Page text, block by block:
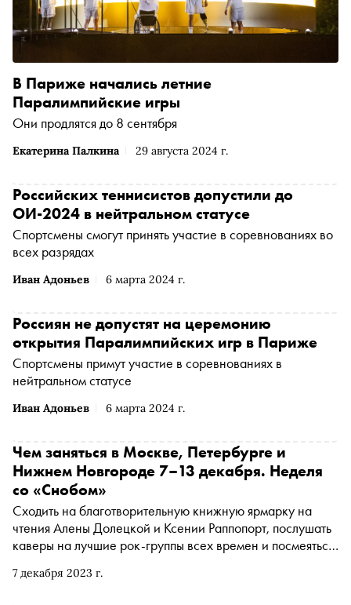
Екатерина Палкина 29 августа 2024 г.
В Париже начались летние
Паралимпийские игры
Они продлятся до 8 сентября
Иван Адоньев 6 марта 2024 г.
Российских теннисистов допустили до
ОИ-2024 в нейтральном статусе
Спортсмены смогут принять участие в соревнованиях во
всех разрядах
Иван Адоньев 6 марта 2024 г.
Россиян не допустят на церемонию
открытия Паралимпийских игр в Париже
Спортсмены примут участие в соревнованиях в
нейтральном статусе
7 декабря 2023 г.
Чем заняться в Москве, Петербурге и
Нижнем Новгороде 7–13 декабря. Неделя
со «Снобом»
Сходить на благотворительную книжную ярмарку на
чтения Алены Долецкой и Ксении Раппопорт, послушать
каверы на лучшие рок-группы всех времен и посмеяться
заняться и куда сходить на ближайшей неделе